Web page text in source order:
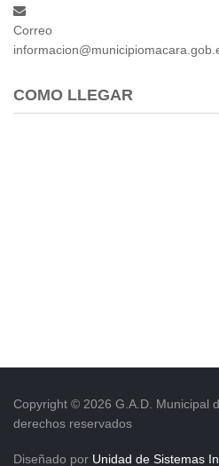
Correo
COMO LLEGAR
Copyright © 2026 G.A.D. Municipal
derechos reservados
Diseñado por Unidad de Sistemas